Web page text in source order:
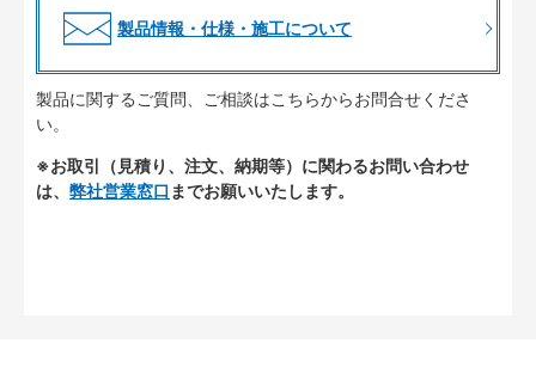
製品情報・仕様・施工について
製品に関するご質問、ご相談はこちらからお問合せくださ
い。
※お取引（見積り、注文、納期等）に関わるお問い合わせ
は、 弊社営業窓口 までお願いいたします。